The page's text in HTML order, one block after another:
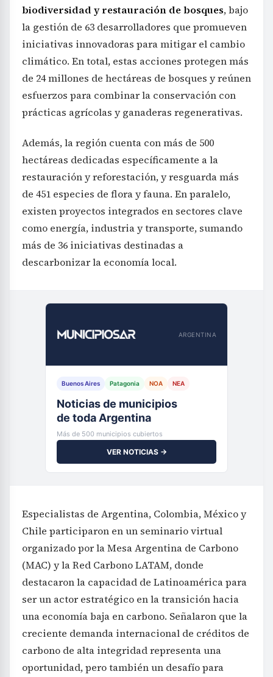
biodiversidad y restauración de bosques, bajo
la gestión de 63 desarrolladores que promueven
iniciativas innovadoras para mitigar el cambio
climático. En total, estas acciones protegen más
de 24 millones de hectáreas de bosques y reúnen
esfuerzos para combinar la conservación con
prácticas agrícolas y ganaderas regenerativas.
Además, la región cuenta con más de 500
hectáreas dedicadas específicamente a la
restauración y reforestación, y resguarda más
de 451 especies de flora y fauna. En paralelo,
existen proyectos integrados en sectores clave
como energía, industria y transporte, sumando
más de 36 iniciativas destinadas a
descarbonizar la economía local.
ARGENTINA
Buenos Aires Patagonia NOA NEA
Noticias de municipios
de toda Argentina
Más de 500 municipios cubiertos
VER NOTICIAS →
Especialistas de Argentina, Colombia, México y
Chile participaron en un seminario virtual
organizado por la Mesa Argentina de Carbono
(MAC) y la Red Carbono LATAM, donde
destacaron la capacidad de Latinoamérica para
ser un actor estratégico en la transición hacia
una economía baja en carbono. Señalaron que la
creciente demanda internacional de créditos de
carbono de alta integridad representa una
oportunidad, pero también un desafío para